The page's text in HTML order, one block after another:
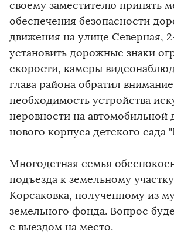
своему заместителю принять
обеспечения безопасности
движения на улице Северная,
установить дорожные знаки
скорости, камеры
глава района обратил
необходимость устройства
неровности на автомобильной
нового корпуса детского сада
Многодетная семья
подъезда к земельному
Корсаковка, полученному из
земельного фонда. Вопрос
с выездом на место.